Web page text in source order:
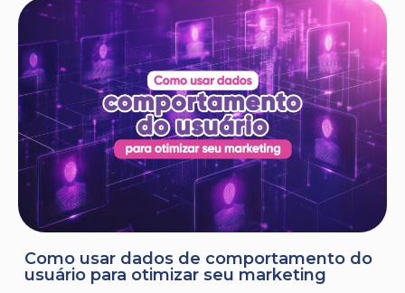
Como usar dados de comportamento do
usuário para otimizar seu marketing